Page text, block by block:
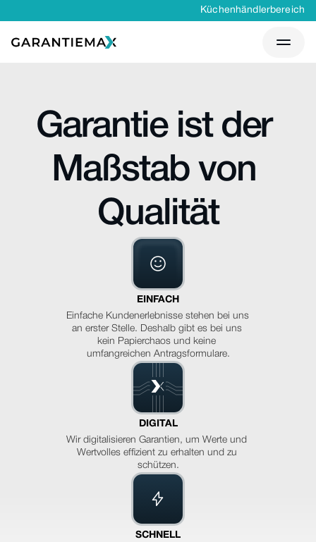
Küchenhändlerbereich
Garantie ist der
Maßstab von
Qualität
EINFACH
Einfache Kundenerlebnisse stehen bei uns
an erster Stelle. Deshalb gibt es bei uns
kein Papierchaos und keine
umfangreichen Antragsformulare.
DIGITAL
Wir digitalisieren Garantien, um Werte und
Wertvolles effizient zu erhalten und zu
schützen.
SCHNELL